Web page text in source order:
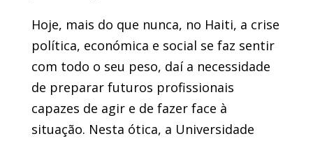
Hoje, mais do que nunca, no Haiti, a crise
política, económica e social se faz sentir
com todo o seu peso, daí a necessidade
de preparar futuros profissionais
capazes de agir e de fazer face à
situação. Nesta ótica, a Universidade